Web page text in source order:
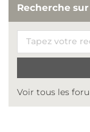
Recherche
Voir tous les